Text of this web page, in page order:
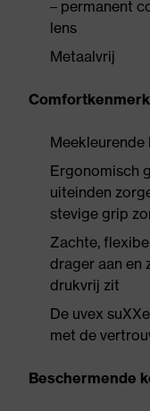
– permanent
lens
Metaalvrij
Meekleurende
Ergonomisch
uiteinden
stevige grip
Zachte,
drager aan en
drukvrij zit
De uvex
met de
Beschermende